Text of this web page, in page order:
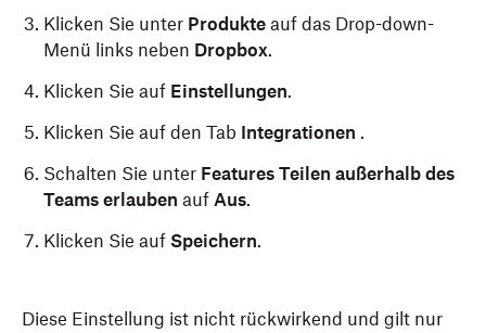
Klicken Sie unter Produkte auf das Drop-down-
Menü links neben Dropbox.
Klicken Sie auf Einstellungen.
Klicken Sie auf den Tab Integrationen .
Schalten Sie unter Features Teilen außerhalb des
Teams erlauben auf Aus.
Klicken Sie auf Speichern.
Diese Einstellung ist nicht rückwirkend und gilt nur